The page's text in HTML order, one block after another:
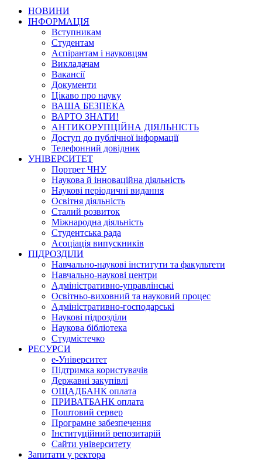
НОВИНИ
ІНФОРМАЦІЯ
Вступникам
Студентам
Аспірантам і науковцям
Викладачам
Вакансії
Документи
Цікаво про науку
ВАША БЕЗПЕКА
ВАРТО ЗНАТИ!
АНТИКОРУПЦІЙНА ДІЯЛЬНІСТЬ
Доступ до публічної інформації
Телефонний довідник
УНІВЕРСИТЕТ
Портрет ЧНУ
Наукова й інноваційна діяльність
Наукові періодичні видання
Освітня діяльність
Сталий розвиток
Міжнародна діяльність
Студентська рада
Асоціація випускників
ПІДРОЗДІЛИ
Навчально-наукові інститути та факультети
Навчально-наукові центри
Адміністративно-управлінські
Освітньо-виховний та науковий процес
Адміністративно-господарські
Наукові підрозділи
Наукова бібліотека
Студмістечко
РЕСУРСИ
е-Університет
Підтримка користувачів
Державні закупівлі
ОЩАДБАНК оплата
ПРИВАТБАНК оплата
Поштовий сервер
Програмне забезпечення
Інституційний репозитарій
Сайти університету
Запитати у ректора